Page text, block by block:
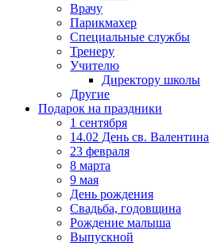
Врачу
Парикмахер
Специальные службы
Тренеру
Учителю
Директору школы
Другие
Подарок на праздники
1 сентября
14.02 День св. Валентина
23 февраля
8 марта
9 мая
День рождения
Свадьба, годовщина
Рождение малыша
Выпускной